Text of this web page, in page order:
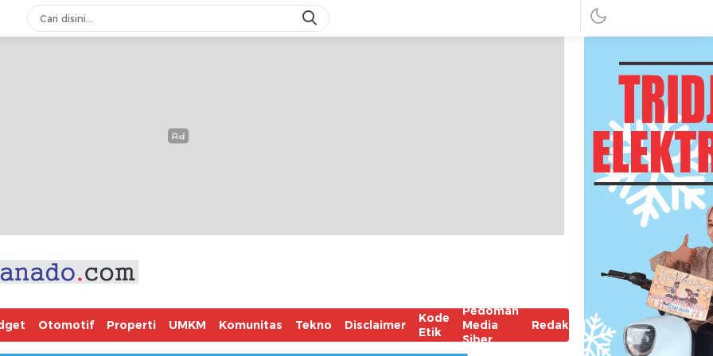
Otomotif Properti UMKM Komunitas Tekno Disclaimer
Kode
Etik
Pedoman
Media
Siber
Redaksi